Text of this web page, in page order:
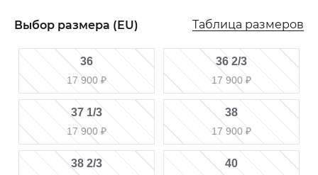
Выбор размера (EU) Таблица размеров
36
17 900 ₽
36 2/3
17 900 ₽
37 1/3
17 900 ₽
38
17 900 ₽
38 2/3 40